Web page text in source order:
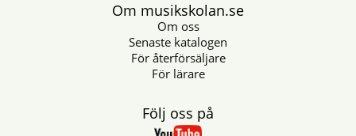
Om musikskolan.se
Om oss
Senaste katalogen
För återförsäljare
För lärare
Följ oss på